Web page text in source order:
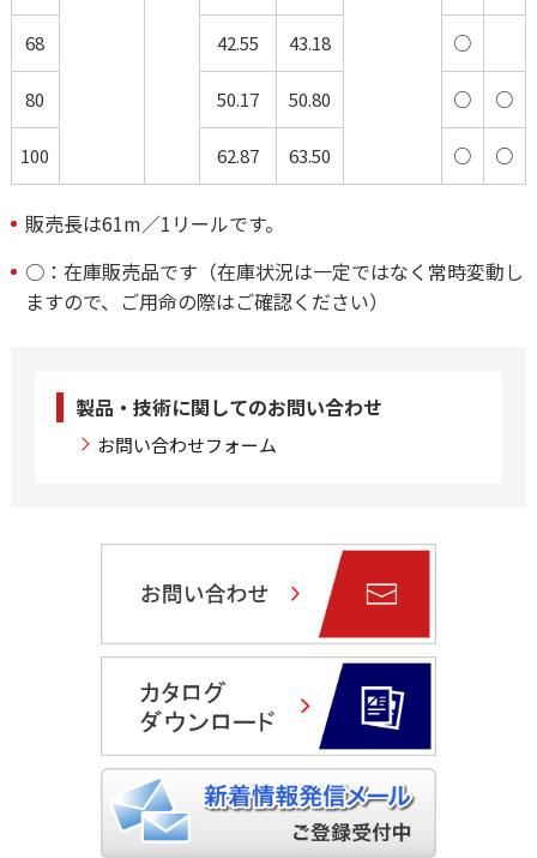
68 42.55 43.18 ○
80 50.17 50.80 ○ ○
100 62.87 63.50 ○ ○
販売長は61m／1リールです。
○：在庫販売品です（在庫状況は一定ではなく常時変動し
ますので、ご用命の際はご確認ください）
製品・技術に関してのお問い合わせ
お問い合わせフォーム